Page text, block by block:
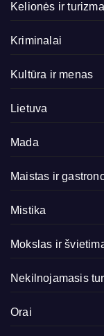
Kelionės ir
Kriminalai
Kultūra ir menas
Lietuva
Mada
Maistas ir
Mistika
Mokslas ir
Nekilnojamasis
Orai